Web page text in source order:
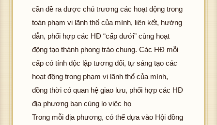
cần đề ra được chủ trương các hoạt động trong
toàn phạm vi lãnh thổ của mình, liên kết, hướng
dẫn, phối hợp các HĐ “cấp dưới” cùng hoạt
động tạo thành phong trào chung. Các HĐ mỗi
cấp có tính độc lập tương đối, tự sáng tạo các
hoạt động trong phạm vi lãnh thổ của mình,
đồng thời có quan hệ giao lưu, phối hợp các HĐ
địa phương bạn cùng lo việc họ
Trong mỗi địa phương, có thể dựa vào Hội đồng